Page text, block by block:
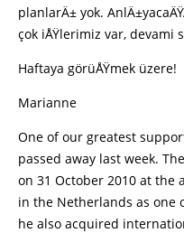
planlarÄ± yok.
çok iÅŸlerimiz var, devami
Haftaya görüÅŸmek üzere!
Marianne
One of our greatest
passed away last week.
on 31 October 2010 at the
in the Netherlands as one
he also acquired